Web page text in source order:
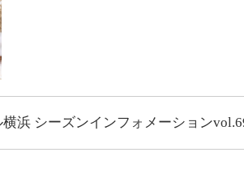
横浜 シーズンインフォメーション